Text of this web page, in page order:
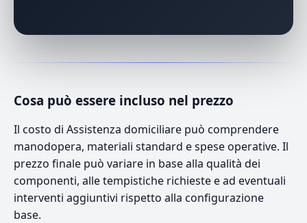
Cosa può essere incluso nel prezzo
Il costo di Assistenza domiciliare può comprendere
manodopera, materiali standard e spese operative. Il
prezzo finale può variare in base alla qualità dei
componenti, alle tempistiche richieste e ad eventuali
interventi aggiuntivi rispetto alla configurazione
base.